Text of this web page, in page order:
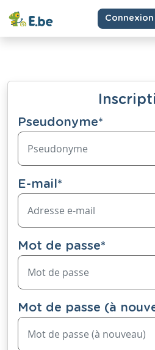
Pseudonyme*
E-mail*
Mot de passe*
Mot de passe (à